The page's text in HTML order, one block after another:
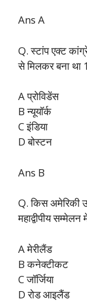
Ans A
Q. स्टांप एक्ट
से मिलकर बना था
A प्रोविडेंस
B न्यूयॉर्क
C इंडिया
D बोस्टन
Ans B
Q. किस अमेरिकी
महाद्वीपीय सम्मेलन
A मेरीलैंड
B कनेक्टीकट
C जॉर्जिया
D रोड आइलैंड